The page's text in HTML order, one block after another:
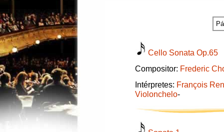
Cello Sonata Op.65
Compositor: Frederic
Intérpretes: François
Violonchelo-